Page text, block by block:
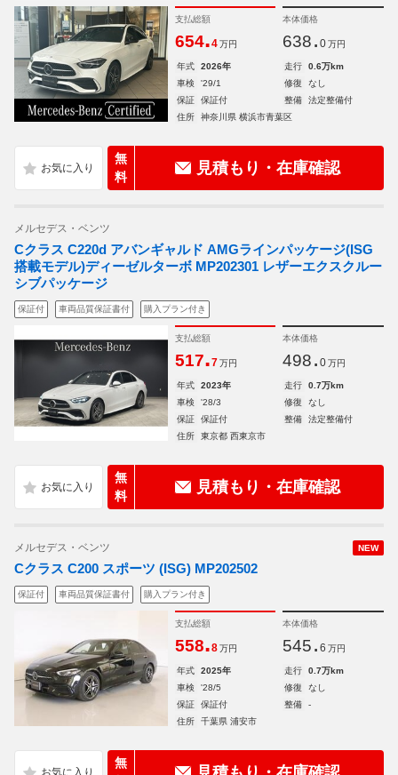
支払総額
654.4 万円
本体価格
638. 0 万円
年式 2026年 走行
0.6万km
車検
'29/1 修復
なし
保証
保証付 整備
法定整備付
住所
神奈川県 横浜市青葉区
無
料
見積もり・在庫確認
メルセデス・ベンツ
Cクラス C220d アバンギャルド AMGラインパッケージ(ISG
搭載モデル)ディーゼルターボ MP202301 レザーエクスクルー
シブパッケージ
保証付 車両品質保証書付 購入プラン付き
支払総額
517.7 万円
本体価格
498. 0 万円
年式 2023年 走行
0.7万km
車検
'28/3 修復
なし
保証
保証付 整備
法定整備付
住所
東京都 西東京市
無
料
見積もり・在庫確認
NEW
メルセデス・ベンツ
Cクラス C200 スポーツ (ISG) MP202502
保証付 車両品質保証書付 購入プラン付き
支払総額
558.8 万円
本体価格
545. 6 万円
年式 2025年 走行
0.7万km
車検
'28/5 修復
なし
保証
保証付 整備
-
住所
千葉県 浦安市
無